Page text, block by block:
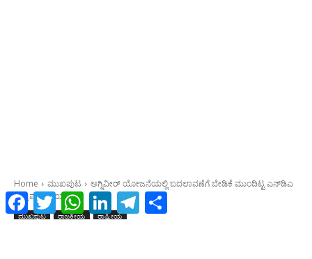
Facebook
Twitter WhatsAppLinkedInTelegram